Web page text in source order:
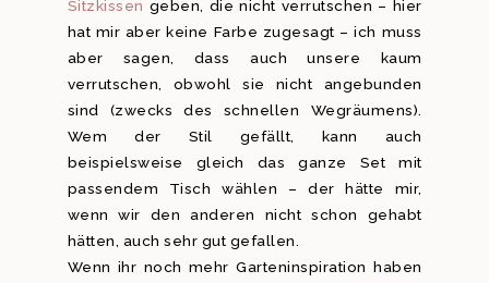
Sitzkissen geben, die nicht verrutschen – hier
hat mir aber keine Farbe zugesagt – ich muss
aber sagen, dass auch unsere kaum
verrutschen, obwohl sie nicht angebunden
sind (zwecks des schnellen Wegräumens).
Wem der Stil gefällt, kann auch
beispielsweise gleich das ganze Set mit
passendem Tisch wählen – der hätte mir,
wenn wir den anderen nicht schon gehabt
hätten, auch sehr gut gefallen.
Wenn ihr noch mehr Garteninspiration haben